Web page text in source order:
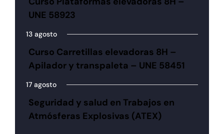
UNE 58923
13 agosto
Curso Carretillas elevadoras 8H –
Apilador y transpaleta – UNE 58451
17 agosto
Seguridad y salud en Trabajos en
Atmósferas Explosivas (ATEX)